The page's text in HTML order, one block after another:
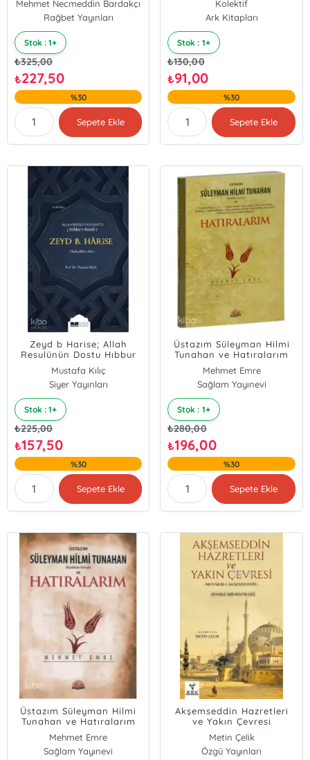
Mehmet Necmeddin Bardakçı
Rağbet Yayınları
Stok : 1+
₺325,00
₺227,50
%30
Sepete Ekle
Kolektif
Ark Kitapları
Stok : 1+
₺130,00
₺91,00
%30
Sepete Ekle
Zeyd b Harise; Allah
Resulünün Dostu Hıbbur
Resul
Mustafa Kılıç
Siyer Yayınları
Stok : 1+
₺225,00
₺157,50
%30
Sepete Ekle
Üstazım Süleyman Hilmi
Tunahan ve Hatıralarım
Mehmet Emre
Sağlam Yayınevi
Stok : 1+
₺280,00
₺196,00
%30
Sepete Ekle
Üstazım Süleyman Hilmi
Tunahan ve Hatıralarım
Mehmet Emre
Sağlam Yayınevi
Akşemseddin Hazretleri
ve Yakın Çevresi
Metin Çelik
Özgü Yayınları